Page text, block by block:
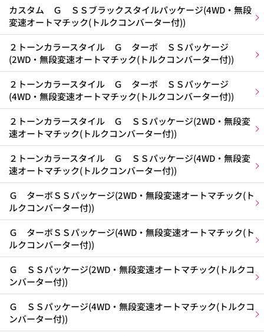
カスタム Ｇ ＳＳブラックスタイルパッケージ(4WD・無段
変速オートマチック(トルクコンバーター付))
２トーンカラースタイル Ｇ ターボ ＳＳパッケージ
(2WD・無段変速オートマチック(トルクコンバーター付))
２トーンカラースタイル Ｇ ターボ ＳＳパッケージ
(4WD・無段変速オートマチック(トルクコンバーター付))
２トーンカラースタイル Ｇ ＳＳパッケージ(2WD・無段変
速オートマチック(トルクコンバーター付))
２トーンカラースタイル Ｇ ＳＳパッケージ(4WD・無段変
速オートマチック(トルクコンバーター付))
Ｇ ターボＳＳパッケージ(2WD・無段変速オートマチック(ト
ルクコンバーター付))
Ｇ ターボＳＳパッケージ(4WD・無段変速オートマチック(ト
ルクコンバーター付))
Ｇ ＳＳパッケージ(2WD・無段変速オートマチック(トルクコ
ンバーター付))
Ｇ ＳＳパッケージ(4WD・無段変速オートマチック(トルクコ
ンバーター付))